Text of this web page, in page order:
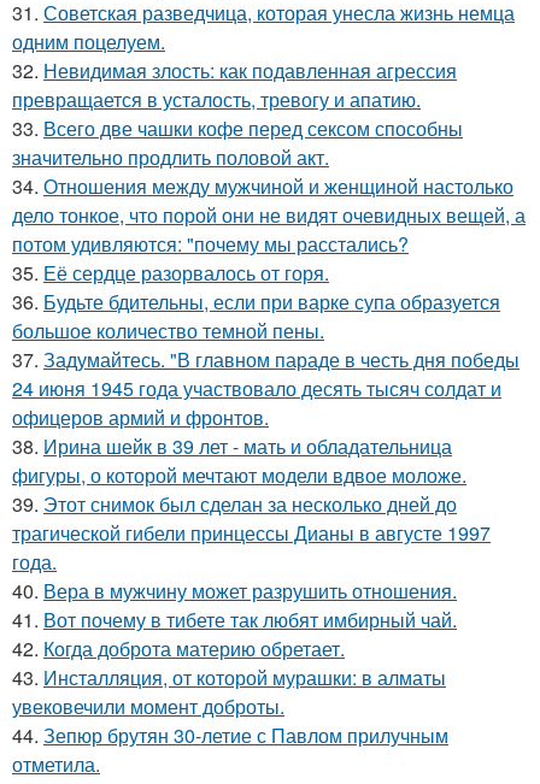
31. Советская разведчица, которая унесла жизнь немца
одним поцелуем.
32. Невидимая злость: как подавленная агрессия
превращается в усталость, тревогу и апатию.
33. Всего две чашки кофе перед сексом способны
значительно продлить половой акт.
34. Отношения между мужчиной и женщиной настолько
дело тонкое, что порой они не видят очевидных вещей, а
потом удивляются: "почему мы расстались?
35. Её сердце разорвалось от горя.
36. Будьте бдительны, если при варке супа образуется
большое количество темной пены.
37. Задумайтесь. "В главном параде в честь дня победы
24 июня 1945 года участвовало десять тысяч солдат и
офицеров армий и фронтов.
38. Ирина шейк в 39 лет - мать и обладательница
фигуры, о которой мечтают модели вдвое моложе.
39. Этот снимок был сделан за несколько дней до
трагической гибели принцессы Дианы в августе 1997
года.
40. Вера в мужчину может разрушить отношения.
41. Вот почему в тибете так любят имбирный чай.
42. Когда доброта материю обретает.
43. Инсталляция, от которой мурашки: в алматы
увековечили момент доброты.
44. Зепюр брутян 30-летие с Павлом прилучным
отметила.